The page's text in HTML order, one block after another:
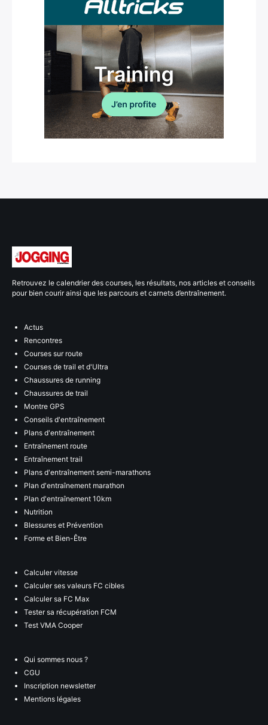
Retrouvez le calendrier des courses, les résultats, nos articles et conseils
pour bien courir ainsi que les parcours et carnets d’entraînement.
Actus
Rencontres
Courses sur route
Courses de trail et d'Ultra
Chaussures de running
Chaussures de trail
Montre GPS
Conseils d'entraînement
Plans d'entraînement
Entraînement route
Entraînement trail
Plans d'entraînement semi-marathons
Plan d'entraînement marathon
Plan d'entraînement 10km
Nutrition
Blessures et Prévention
Forme et Bien-Être
Calculer vitesse
Calculer ses valeurs FC cibles
Calculer sa FC Max
Tester sa récupération FCM
Test VMA Cooper
Qui sommes nous ?
CGU
Inscription newsletter
Mentions légales